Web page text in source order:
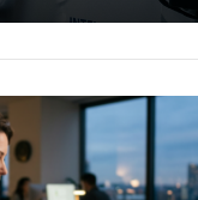
2027’de